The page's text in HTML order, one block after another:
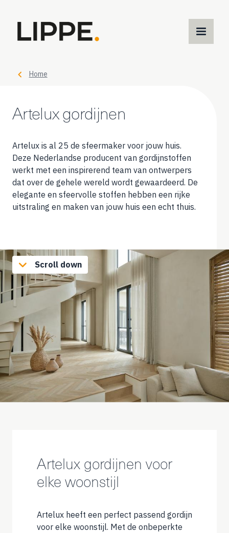
Home
Artelux gordijnen
Artelux is al 25 de sfeermaker voor jouw huis.
Deze Nederlandse producent van gordijnstoffen
werkt met een inspirerend team van ontwerpers
dat over de gehele wereld wordt gewaardeerd. De
elegante en sfeervolle stoffen hebben een rijke
uitstraling en maken van jouw huis een echt thuis.
Scroll down
Artelux gordijnen voor
elke woonstijl
Artelux heeft een perfect passend gordijn
voor elke woonstijl. Met de onbeperkte